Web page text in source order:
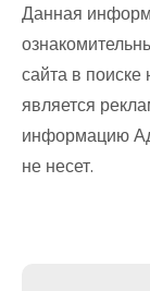
Данная
сайта в
является
информацию
не несет.